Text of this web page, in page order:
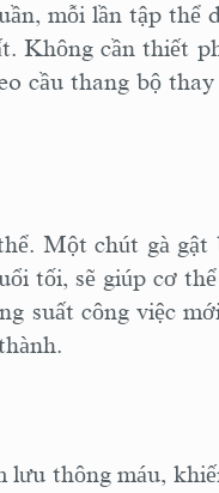
mỗi lần tập thể
Không cần thiết
cầu thang bộ
Một chút gà
tối, sẽ giúp cơ
suất công việc
lưu thông máu,